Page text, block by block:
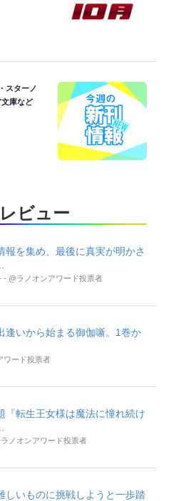
スターノ
庫など
ビュー
を集め、最後に真実が明かさ
@ラノオンアワード投票者
逢いから始まる御伽噺。1巻か
ワード投票者
『転生王女様は魔法に憧れ続け
ノオンアワード投票者
しいものに挑戦しようと一歩踏